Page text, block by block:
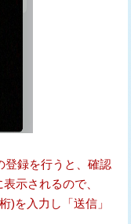
登録を行うと、確認
示されるので、
)を入力し「送信」